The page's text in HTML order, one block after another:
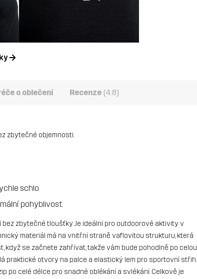
o oblečení Recenze (4.8)
zbytečné objemnosti.
schlo
pohyblivost.
zbytečné tloušťky. Je ideální pro outdoorové aktivity v
materiál má na vnitřní straně vaflovitou strukturu, která
se začnete zahřívat, takže vám bude pohodlně po celou
praktické otvory na palce a elastický lem pro sportovní střih.
po celé délce pro snadné oblékání a svlékání. Celkově je